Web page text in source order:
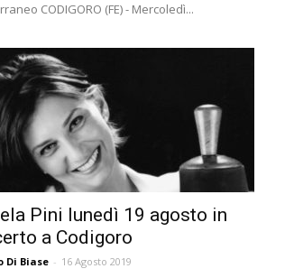
CODIGORO (FE) - Mercoledì...
Pini lunedì 19 agosto in
a Codigoro
Di Biase - 16 Agosto 2019